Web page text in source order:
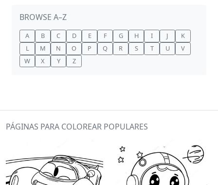
BROWSE A–Z
A B C D E F G H I J
K
L
M N O P Q R S T U
V
W
X Y Z
PÁGINAS PARA COLOREAR POPULARES